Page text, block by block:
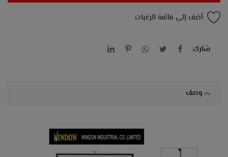
أضف إلى قائمة الرغبات
شارك:
وصف